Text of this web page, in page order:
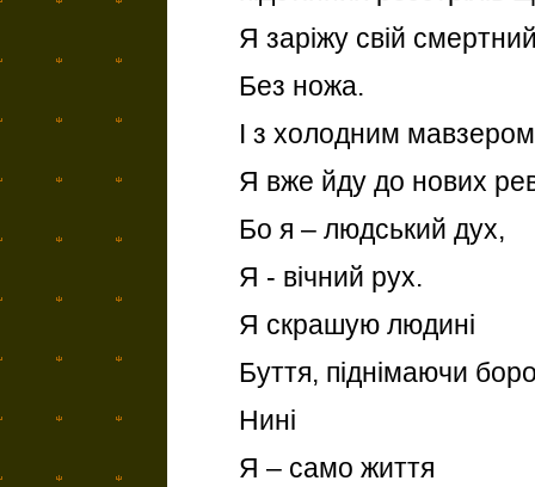
Я заріжу свій
Без ножа.
І з холодним мавзером
Я вже йду до нових
Бо я – людський дух,
Я - вічний рух.
Я скрашую людині
Буття, піднімаючи
Нині
Я – само життя